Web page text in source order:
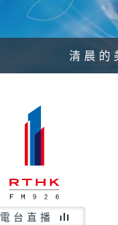
清晨的
電台直播